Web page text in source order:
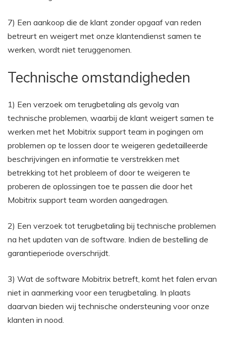
7) Een aankoop die de klant zonder opgaaf van reden
betreurt en weigert met onze klantendienst samen te
werken, wordt niet teruggenomen.
Technische omstandigheden
1) Een verzoek om terugbetaling als gevolg van
technische problemen, waarbij de klant weigert samen te
werken met het Mobitrix support team in pogingen om
problemen op te lossen door te weigeren gedetailleerde
beschrijvingen en informatie te verstrekken met
betrekking tot het probleem of door te weigeren te
proberen de oplossingen toe te passen die door het
Mobitrix support team worden aangedragen.
2) Een verzoek tot terugbetaling bij technische problemen
na het updaten van de software. Indien de bestelling de
garantieperiode overschrijdt.
3) Wat de software Mobitrix betreft, komt het falen ervan
niet in aanmerking voor een terugbetaling. In plaats
daarvan bieden wij technische ondersteuning voor onze
klanten in nood.